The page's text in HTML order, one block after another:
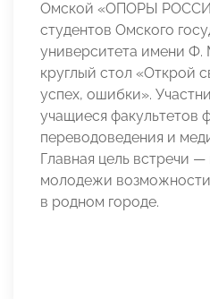
Омской «ОПОРЫ
студентов Омского
университета имени Ф.
круглый стол «Открой
успех, ошибки».
учащиеся факультетов
переводоведения и
Главная цель встречи
молодежи
в родном городе.